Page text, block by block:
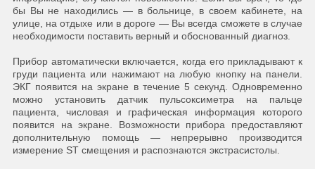
бы Вы не находились — в больнице, в своем кабинете, на
улице, на отдыхе или в дороге — Вы всегда сможете в случае
необходимости поставить верный и обоснованный диагноз.
Прибор автоматически включается, когда его прикладывают к
груди пациента или нажимают на любую кнопку на панели.
ЭКГ появится на экране в течение 5 секунд. Одновременно
можно установить датчик пульсоксиметра на пальце
пациента, числовая и графическая информация которого
появится на экране. Возможности прибора предоставляют
дополнительную помощь — непрерывно производится
измерение ST смещения и распознаются экстрасистолы.